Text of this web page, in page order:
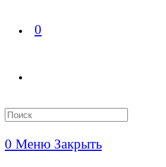
0
Search
this
0 Меню Закрыть